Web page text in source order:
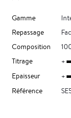
Gamme
Repassage
Composition
Titrage
Epaisseur
Référence